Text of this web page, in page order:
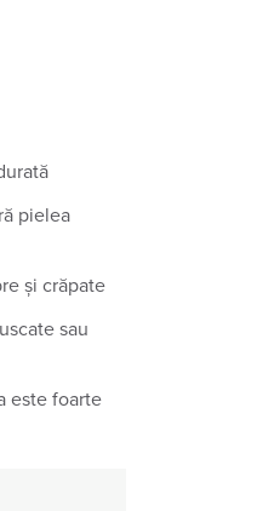
pielea
și crăpate
sau
este foarte